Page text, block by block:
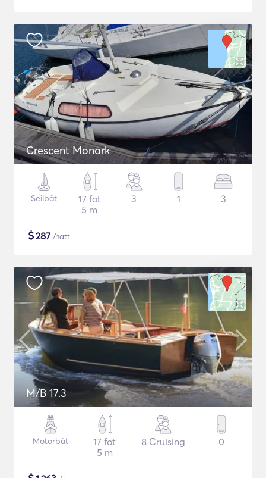
Crescent Monark
Seilbåt
17 fot
5 m
3 1 3
$287 /natt
M/B 17.3
Motorbåt
17 fot
5 m
8 Cruising 0